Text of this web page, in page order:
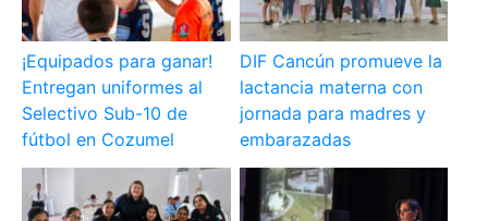
¡Equipados para ganar!
Entregan uniformes al
Selectivo Sub-10 de
fútbol en Cozumel
DIF Cancún promueve la
lactancia materna con
jornada para madres y
embarazadas